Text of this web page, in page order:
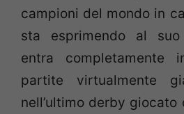
campioni del mondo in
sta esprimendo al
entra completamente
partite virtualmente
nell’ultimo derby giocato